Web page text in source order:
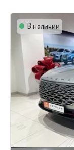
В наличии